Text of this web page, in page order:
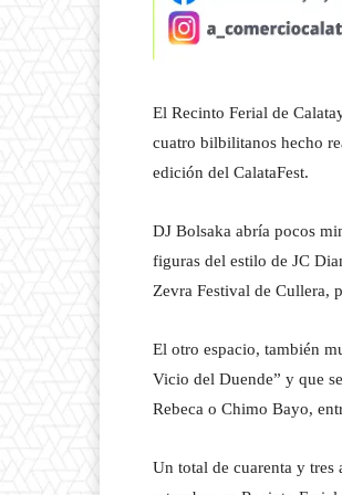
El Recinto Ferial de
cuatro bilbilitanos hecho
edición del CalataFest.
DJ Bolsaka abría pocos
figuras del estilo de JC
Zevra Festival de Cullera,
El otro espacio, también
Vicio del Duende” y que
Rebeca o Chimo Bayo,
Un total de cuarenta y tres